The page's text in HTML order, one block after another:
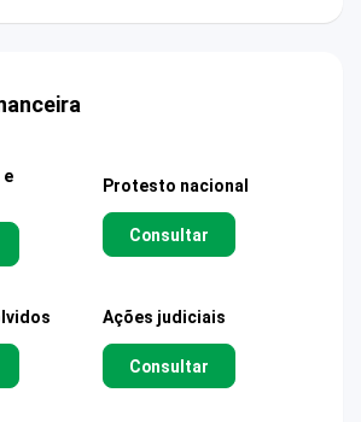
e
Protesto nacional
Consultar
Ações judiciais
Consultar